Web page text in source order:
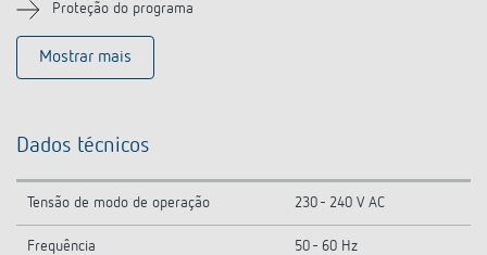
Proteção do programa
Mostrar mais
Dados técnicos
Tensão de modo de operação 230 - 240 V AC
Frequência 50 - 60 Hz